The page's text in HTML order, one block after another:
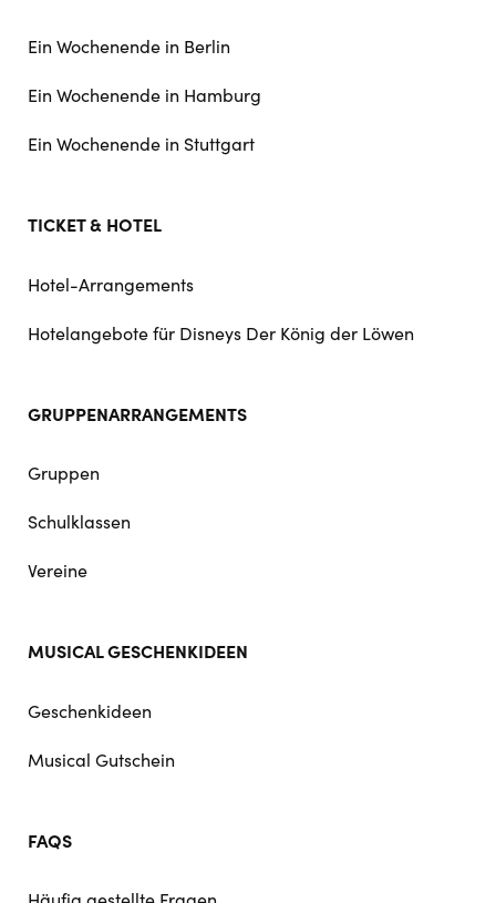
Ein Wochenende in Berlin
Ein Wochenende in Hamburg
Ein Wochenende in Stuttgart
TICKET & HOTEL
Hotel-Arrangements
Hotelangebote für Disneys Der König der Löwen
GRUPPENARRANGEMENTS
Gruppen
Schulklassen
Vereine
MUSICAL GESCHENKIDEEN
Geschenkideen
Musical Gutschein
FAQS